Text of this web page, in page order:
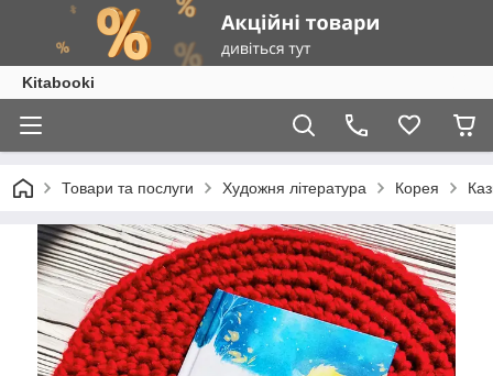
Kitabooki
Товари та послуги Художня література Корея